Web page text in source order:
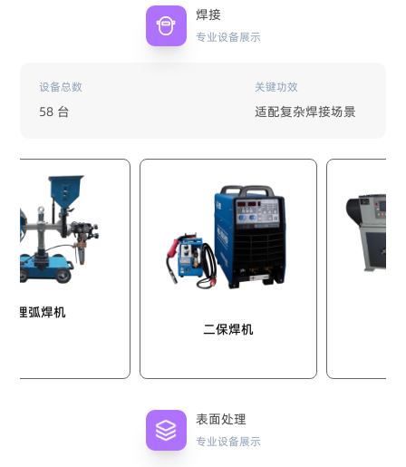
焊接
专业设备展示
设备总数
58 台
关键功效
适配复杂焊接场景
二保焊机
表面处理
专业设备展示